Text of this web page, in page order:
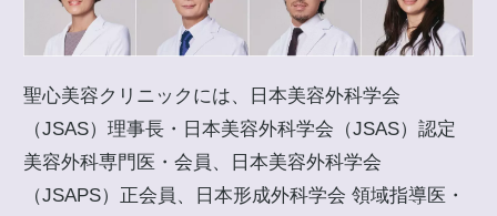
聖心美容クリニックには、日本美容外科学会
（JSAS）理事長・日本美容外科学会（JSAS）認定
美容外科専門医・会員、日本美容外科学会
（JSAPS）正会員、日本形成外科学会 領域指導医・